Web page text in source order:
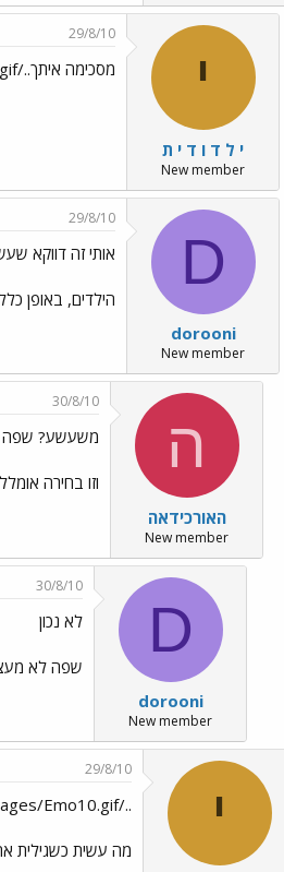
י
י ל ד ו ד י ת
New member
29/8/10
מסכימה איתך../images/Emo45.gif
D
dorooni
New member
29/8/10
אותי זה דווקא
הילדים, באופן
ה
האורכידאה
New member
30/8/10
משעשע? שפה
וזו בחירה
D
dorooni
New member
30/8/10
לא נכון
שפה לא
י
29/8/10
../images/Emo10.gif נשמע שהוא בפחד גדול....
מה עשית כשגילית